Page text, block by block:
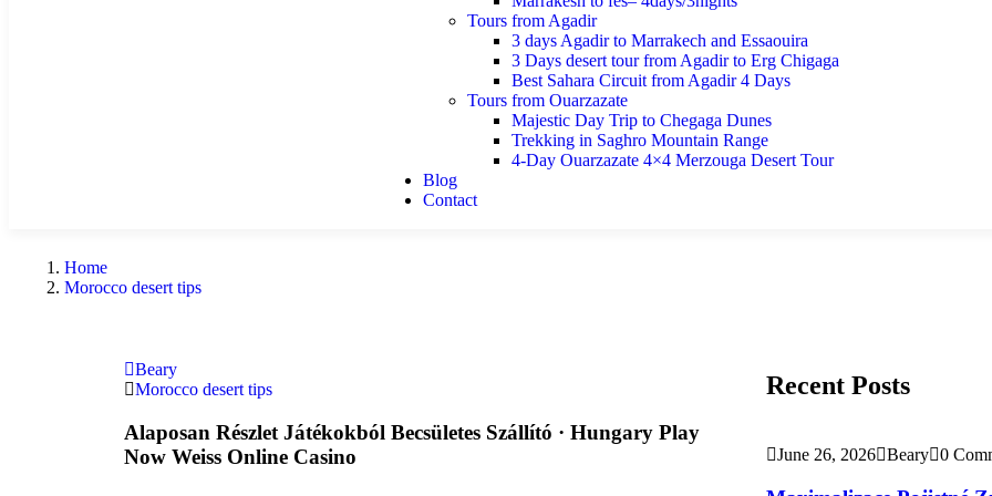
Tours from Agadir
3 days Agadir to Marrakech and Essaouira
3 Days desert tour from Agadir to Erg Chigaga
Best Sahara Circuit from Agadir 4 Days
Tours from Ouarzazate
Majestic Day Trip to Chegaga Dunes
Trekking in Saghro Mountain Range
4-Day Ouarzazate 4×4 Merzouga Desert Tour
Blog
Contact
Home
Morocco desert tips
Beary
Morocco desert tips
Alaposan Részlet Játékokból Becsületes Szállító · Hungary Play
Now Weiss Online Casino
Recent Posts
June 26, 2026 Beary 0